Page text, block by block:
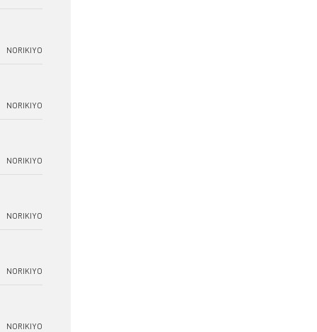
NORIKIYO
NORIKIYO
NORIKIYO
NORIKIYO
NORIKIYO
NORIKIYO